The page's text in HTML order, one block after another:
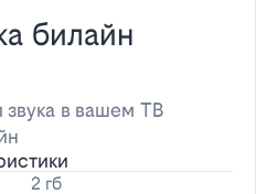
билайн
звука в вашем ТВ
2 гб